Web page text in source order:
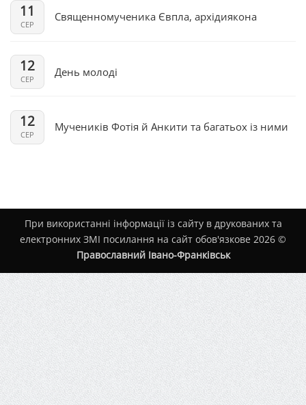
11
СЕР
Священномученика Євпла, архідиякона
12
СЕР
День молоді
12
СЕР
Мучеників Фотія й Анкити та багатьох із ними
При використанні інформації із сайту в друкованих та
електронних ЗМІ посилання на сайт обов'язкове 2026 ©
Православний Івано-Франківськ